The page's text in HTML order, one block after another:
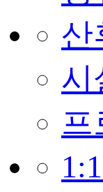
산
시
프